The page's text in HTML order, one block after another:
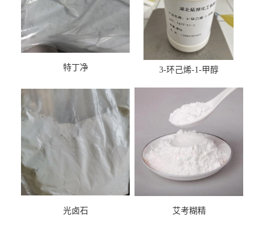
特丁净 3-环己烯-1-甲醇
光卤石 艾考糊精